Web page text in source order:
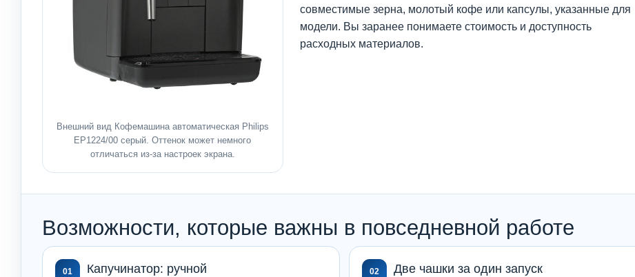
Внешний вид Кофемашина автоматическая Philips
EP1224/00 серый. Оттенок может немного
отличаться из-за настроек экрана.
совместимые зерна, молотый кофе или капсулы, указанные для
модели. Вы заранее понимаете стоимость и доступность
расходных материалов.
Возможности, которые важны в повседневной работе
01 Капучинатор: ручной 02 Две чашки за один запуск